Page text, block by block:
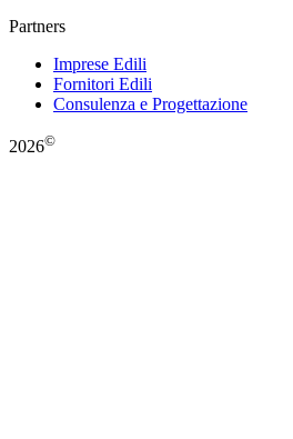
Partners
Imprese Edili
Fornitori Edili
Consulenza e Progettazione
2026©